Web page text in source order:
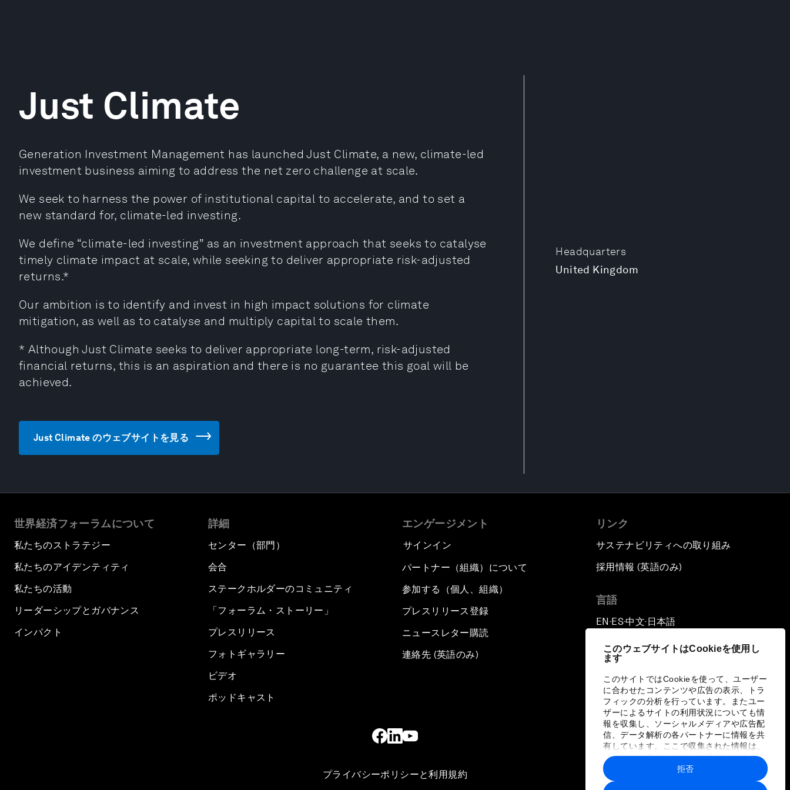
このウェブサイトはCookieを使用し
ます
このサイトではCookieを使って、ユーザー
に合わせたコンテンツや広告の表示、トラ
フィックの分析を行っています。またユー
ザーによるサイトの利用状況についても情
報を収集し、ソーシャルメディアや広告配
信、データ解析の各パートナーに情報を共
有しています。ここで収集された情報は、
ユーザーが各パートナーに提供した他の情
報や各パートナーのサービスを使用した際
に収集された情報と組み合わされ、各パー
拒否
Headquarters
United Kingdom
Just Climate
Generation Investment Management has launched Just Climate, a new, climate-led
investment business aiming to address the net zero challenge at scale.
We seek to harness the power of institutional capital to accelerate, and to set a
new standard for, climate-led investing.
We define “climate-led investing” as an investment approach that seeks to catalyse
timely climate impact at scale, while seeking to deliver appropriate risk-adjusted
returns.*
Our ambition is to identify and invest in high impact solutions for climate
mitigation, as well as to catalyse and multiply capital to scale them.
* Although Just Climate seeks to deliver appropriate long-term, risk-adjusted
financial returns, this is an aspiration and there is no guarantee this goal will be
achieved.
Just Climate のウェブサイトを見る
世界経済フォーラムについて
私たちのストラテジー
私たちのアイデンティティ
私たちの活動
リーダーシップとガバナンス
インパクト
詳細
センター（部門）
会合
ステークホルダーのコミュニティ
「フォーラム・ストーリー」
プレスリリース
フォトギャラリー
ビデオ
ポッドキャスト
エンゲージメント
サインイン
パートナー（組織）について
参加する（個人、組織）
プレスリリース登録
ニュースレター購読
連絡先 (英語のみ)
リンク
サステナビリティへの取り組み
採用情報 (英語のみ)
言語
EN ▪ES▪中文▪ 日本語
プライバシーポリシーと利用規約